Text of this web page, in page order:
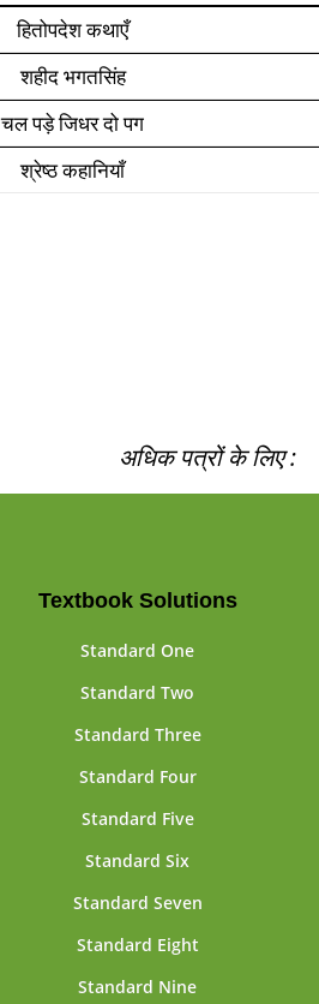
हितोपदेश कथाएँ
शहीद भगतसिंह
चल पड़े जिधर दो पग
श्रेष्ठ कहानियाँ
अधिक पत्रों के लिए :
Textbook Solutions
Standard One
Standard Two
Standard Three
Standard Four
Standard Five
Standard Six
Standard Seven
Standard Eight
Standard Nine